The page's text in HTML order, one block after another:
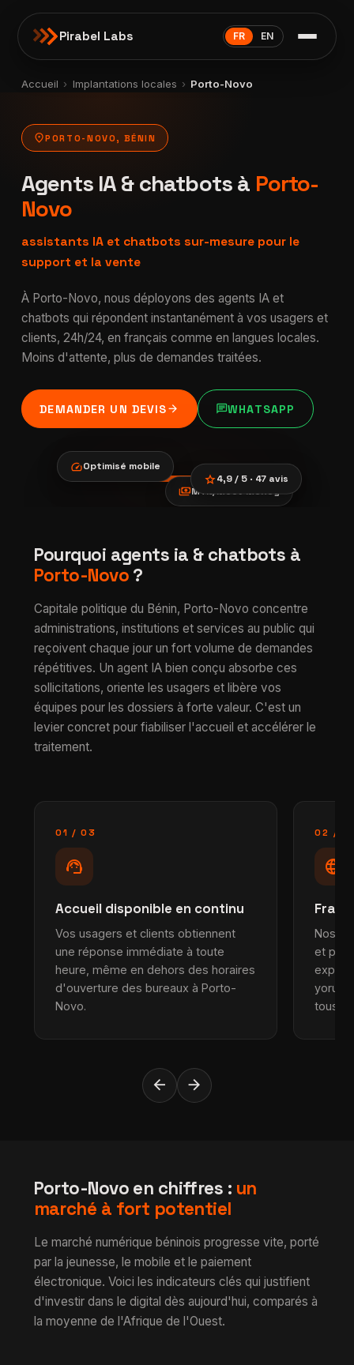
Pirabel Labs FR EN
Accueil › Implantations locales › Porto-Novo
location_onPORTO-NOVO, BÉNIN
Agents IA & chatbots à Porto-
Novo
assistants IA et chatbots sur-mesure pour le
support et la vente
À Porto-Novo, nous déployons des agents IA et
chatbots qui répondent instantanément à vos usagers et
clients, 24h/24, en français comme en langues locales.
Moins d'attente, plus de demandes traitées.
DEMANDER UN DEVISarrow_forward chatWHATSAPP
verified
Agents IA &
chatbots à Porto-
Novo
paymentsMTN/Moov Money
speedOptimisé mobile
star4,9 / 5 · 47 avis
Pourquoi agents ia & chatbots à
Porto-Novo?
Capitale politique du Bénin, Porto-Novo concentre
administrations, institutions et services au public qui
reçoivent chaque jour un fort volume de demandes
répétitives. Un agent IA bien conçu absorbe ces
sollicitations, oriente les usagers et libère vos
équipes pour les dossiers à forte valeur. C'est un
levier concret pour fiabiliser l'accueil et accélérer le
traitement.
01 / 03
support_agent
Accueil disponible en continu
Vos usagers et clients obtiennent
une réponse immédiate à toute
heure, même en dehors des horaires
d'ouverture des bureaux à Porto-
Novo.
02 /
language
Nos
et
tous
arrow_back arrow_forward
Porto-Novo en chiffres : un
marché à fort potentiel
Le marché numérique béninois progresse vite, porté
par la jeunesse, le mobile et le paiement
électronique. Voici les indicateurs clés qui justifient
d'investir dans le digital dès aujourd'hui, comparés à
la moyenne de l'Afrique de l'Ouest.